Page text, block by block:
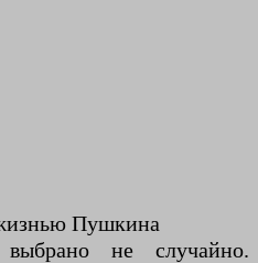
Пушкина
не случайно.